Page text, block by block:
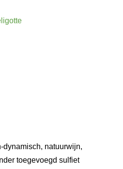
dynamisch, natuurwijn,
toegevoegd sulfiet